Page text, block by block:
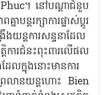
។ នៅបណ្ដាជំនួប
បន្តរក្សាការផ្លាស់ប្ដូរ
យន្តការសន្ទនា​ដែល
ារជំនះពុះពារលើផល
ែលក្នុងនោះមានការ​
លានយន្តហោះ Bien